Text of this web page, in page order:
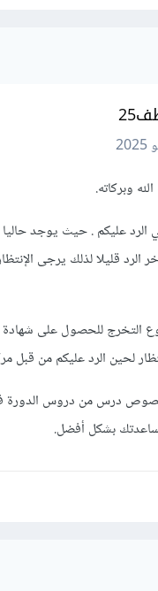
وبركاته.
الرد عليكم . حيث يوجد
الرد قليلا لذلك يرجى
للحصول على شهادة
لحين الرد عليكم من قبل
بخصوص درس من دروس
بشكل أفضل.